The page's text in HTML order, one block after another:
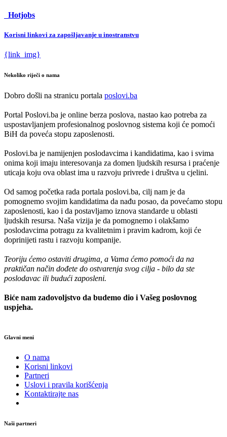
Hotjobs
Korisni linkovi za zapošljavanje u inostranstvu
{link_img}
Nekoliko riječi o nama
Dobro došli na stranicu portala poslovi.ba
Portal Poslovi.ba je online berza poslova, nastao kao potreba za
uspostavljanjem profesionalnog poslovnog sistema koji će pomoći
BiH da poveća stopu zaposlenosti.
Poslovi.ba je namijenjen poslodavcima i kandidatima, kao i svima
onima koji imaju interesovanja za domen ljudskih resursa i praćenje
uticaja koju ova oblast ima u razvoju privrede i društva u cjelini.
Od samog početka rada portala poslovi.ba, cilj nam je da
pomognemo svojim kandidatima da nađu posao, da povećamo stopu
zaposlenosti, kao i da postavljamo iznova standarde u oblasti
ljudskih resursa. Naša vizija je da pomognemo i olakšamo
poslodavcima potragu za kvalitetnim i pravim kadrom, koji će
doprinijeti rastu i razvoju kompanije.
Teoriju ćemo ostaviti drugima, a Vama ćemo pomoći da na
praktičan način dođete do ostvarenja svog cilja - bilo da ste
poslodavac ili budući zaposleni.
Biće nam zadovoljstvo da budemo dio i Vašeg poslovnog
uspjeha.
Glavni meni
O nama
Korisni linkovi
Partneri
Uslovi i pravila korišćenja
Kontaktirajte nas
Naši partneri